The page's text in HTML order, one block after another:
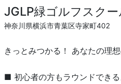
JGLP緑ゴルフスクー
神奈川県横浜市青葉区寺家町402
きっとみつかる！ あなたの理
■ 初心者の方もラウンドでき